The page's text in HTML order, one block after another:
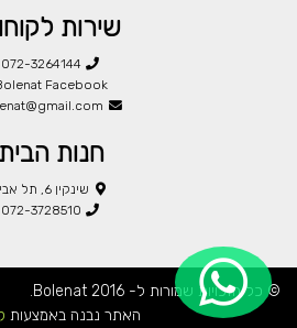
שירות
072-3264144
Facebook
חנות הבית
שינקין 6, תל אביב
072-3728510
© כל הזכויות שמורות ל- Bolenat 2016.
האתר נבנה באמצעות